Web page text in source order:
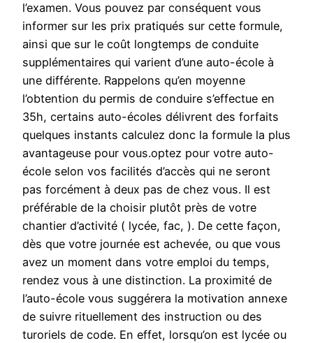
l’examen. Vous pouvez par conséquent vous
informer sur les prix pratiqués sur cette formule,
ainsi que sur le coût longtemps de conduite
supplémentaires qui varient d’une auto-école à
une différente. Rappelons qu’en moyenne
l’obtention du permis de conduire s’effectue en
35h, certains auto-écoles délivrent des forfaits
quelques instants calculez donc la formule la plus
avantageuse pour vous.optez pour votre auto-
école selon vos facilités d’accès qui ne seront
pas forcément à deux pas de chez vous. Il est
préférable de la choisir plutôt près de votre
chantier d’activité ( lycée, fac, ). De cette façon,
dès que votre journée est achevée, ou que vous
avez un moment dans votre emploi du temps,
rendez vous à une distinction. La proximité de
l’auto-école vous suggérera la motivation annexe
de suivre rituellement des instruction ou des
turoriels de code. En effet, lorsqu’on est lycée ou